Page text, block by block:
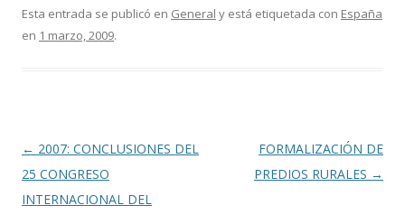
e
b
k
itt
er
m
r
Esta entrada se publicó en General y está etiquetada con España
en 1 marzo, 2009.
Navegación
de
entradas
← 2007: CONCLUSIONES DEL
25 CONGRESO
INTERNACIONAL DEL
FORMALIZACIÓN DE
PREDIOS RURALES →